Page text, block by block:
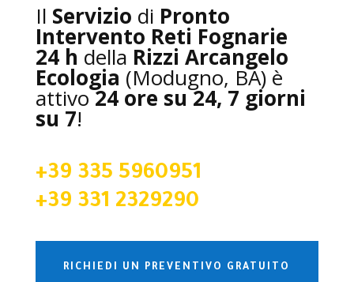
Il Servizio di Pronto
Intervento Reti Fognarie
24 h della Rizzi Arcangelo
Ecologia (Modugno, BA) è
attivo 24 ore su 24, 7 giorni
su 7!
+39 335 5960951
+39 331 2329290
RICHIEDI UN PREVENTIVO GRATUITO